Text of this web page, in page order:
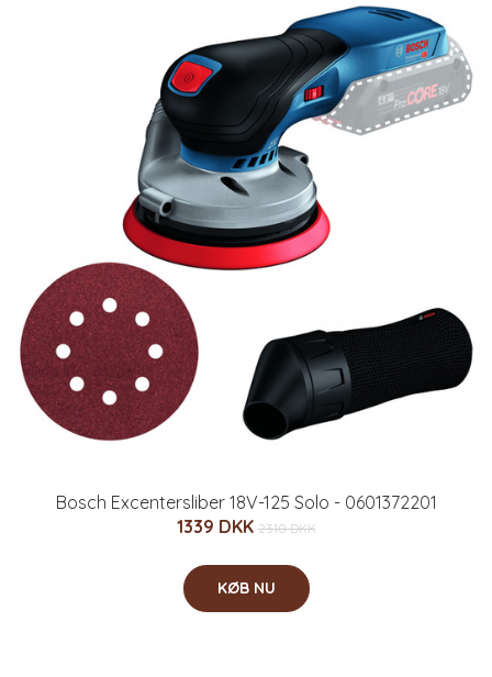
Bosch Excentersliber 18V-125 Solo - 0601372201
1339 DKK 2310 DKK
KØB NU